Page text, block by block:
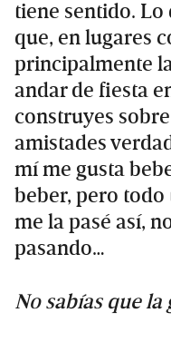
tiene sentido. Lo
que, en lugares
principalmente
andar de fiesta
construyes
amistades
mí me gusta
beber, pero todo
me la pasé así,
pasando…
No sabías que